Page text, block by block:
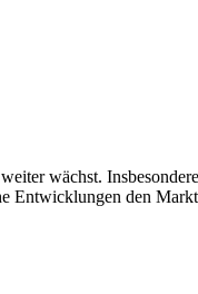
wächst.
Entwicklungen den